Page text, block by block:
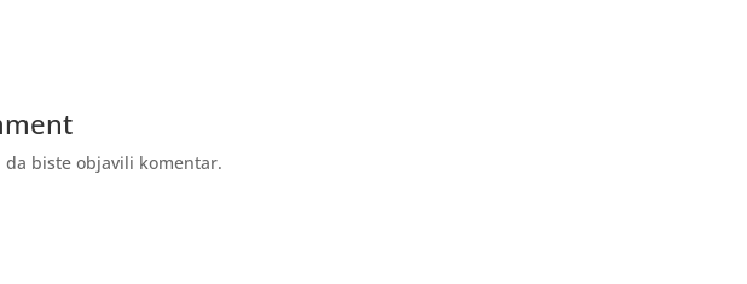
da biste objavili komentar.